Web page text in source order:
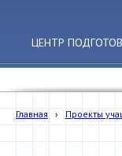
ЦЕНТР
Главная › Проекты